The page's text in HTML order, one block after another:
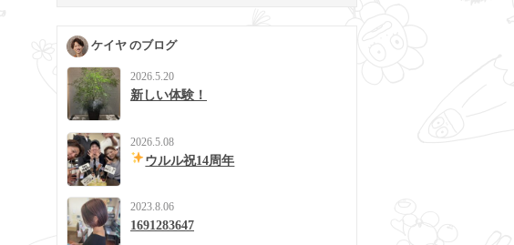
ケイヤ のブログ
2026.5.20
新しい体験！
2026.5.08
ウルル祝14周年
2023.8.06
1691283647